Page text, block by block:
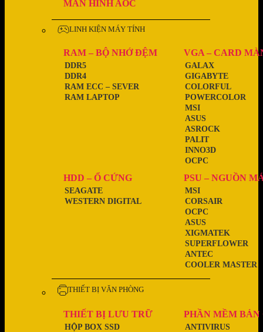
MÀN HÌNH AOC
LINH KIỆN MÁY TÍNH
RAM – BỘ NHỚ ĐỆM
RAM LAPTOP
RAM ECC – SEVER
DDR4
DDR5
VGA – CARD
OCPC
INNO3D
PALIT
ASROCK
ASUS
MSI
POWERCOLOR
COLORFUL
GIGABYTE
GALAX
HDD – Ổ CỨNG
WESTERN DIGITAL
SEAGATE
PSU – NGUỒN
COOLER MASTER
ANTEC
SUPERFLOWER
XIGMATEK
ASUS
OCPC
CORSAIR
MSI
THIẾT BỊ VĂN PHÒNG
THIẾT BỊ LƯU TRỮ
HỘP BOX SSD
PHẦN MỀM BẢN
ANTIVIRUS